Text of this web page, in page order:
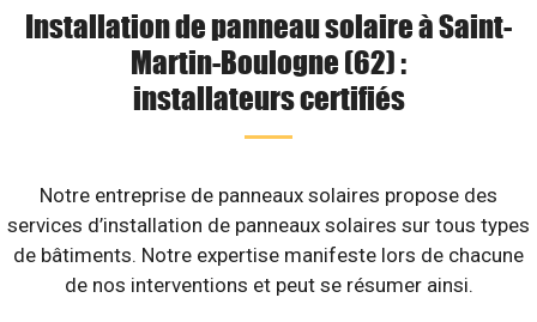
Installation de panneau solaire à Saint-
Martin-Boulogne (62) :
installateurs certifiés
Notre entreprise de panneaux solaires propose des
services d’installation de panneaux solaires sur tous types
de bâtiments. Notre expertise manifeste lors de chacune
de nos interventions et peut se résumer ainsi.